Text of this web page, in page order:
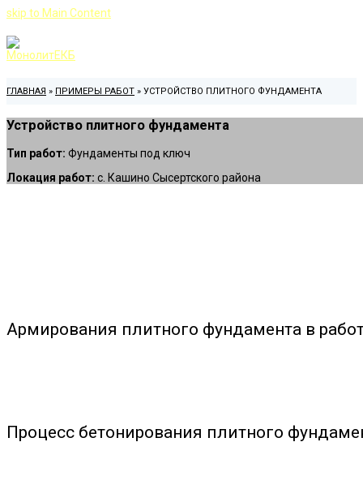
skip to Main Content
ГЛАВНАЯ » ПРИМЕРЫ РАБОТ » УСТРОЙСТВО ПЛИТНОГО ФУНДАМЕНТА
Устройство плитного фундамента
Тип работ: Фундаменты под ключ
Локация работ: с. Кашино Сысертского района
Армирования плитного фундамента в
Процесс бетонирования плитного